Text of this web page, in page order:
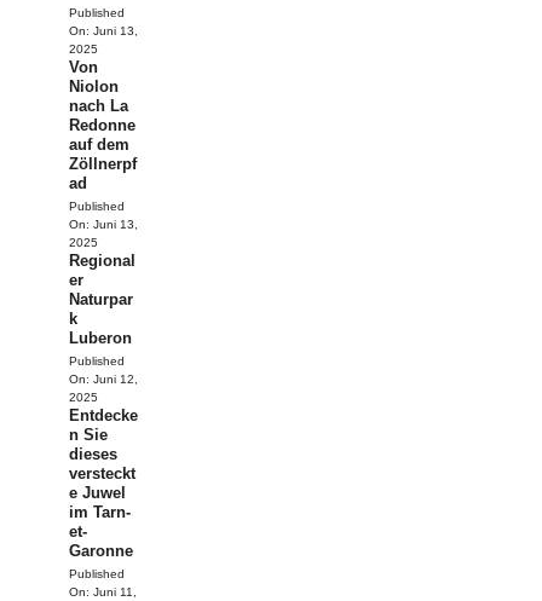
Published
On: Juni 13,
2025
Von
Niolon
nach La
Redonne
auf dem
Zöllnerpf
ad
Published
On: Juni 13,
2025
Regional
er
Naturpar
k
Luberon
Published
On: Juni 12,
2025
Entdecke
n Sie
dieses
versteckt
e Juwel
im Tarn-
et-
Garonne
Published
On: Juni 11,